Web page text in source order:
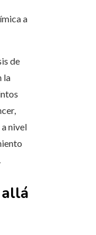
a
de
la
nivel